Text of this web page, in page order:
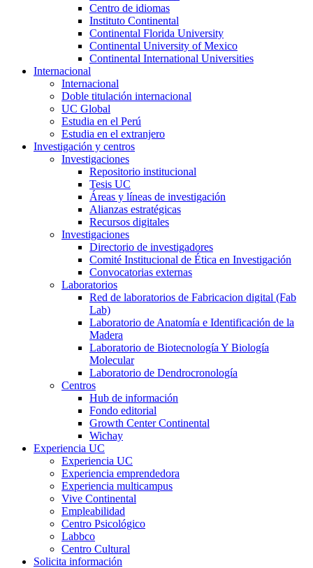
Centro de idiomas
Instituto Continental
Continental Florida University
Continental University of Mexico
Continental International Universities
Internacional
Internacional
Doble titulación internacional
UC Global
Estudia en el Perú
Estudia en el extranjero
Investigación y centros
Investigaciones
Repositorio institucional
Tesis UC
Áreas y líneas de investigación
Alianzas estratégicas
Recursos digitales
Investigaciones
Directorio de investigadores
Comité Institucional de Ética en Investigación
Convocatorias externas
Laboratorios
Red de laboratorios de Fabricacion digital (Fab
Lab)
Laboratorio de Anatomía e Identificación de la
Madera
Laboratorio de Biotecnología Y Biología
Molecular
Laboratorio de Dendrocronología
Centros
Hub de información
Fondo editorial
Growth Center Continental
Wichay
Experiencia UC
Experiencia UC
Experiencia emprendedora
Experiencia multicampus
Vive Continental
Empleabilidad
Centro Psicológico
Labbco
Centro Cultural
Solicita información